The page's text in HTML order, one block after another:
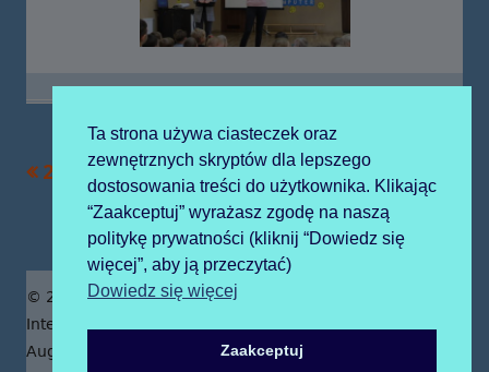
Nawigacja
wpisu
Poprzedni
artykół
2022-10-05 teatrzyk
Następny
artykół:
2022-10-12 teatr
eden
Zawartość
stopki
© 2019 Publiczne Przedszkole z Oddziałami
Integracyjnymi prowadzone przez Zgromadzenie Sióstr
Augustianek
Ta strona używa ciasteczek oraz
zewnętrznych skryptów dla lepszego
dostosowania treści do użytkownika. Klikając
“Zaakceptuj” wyrażasz zgodę na naszą
politykę prywatności (kliknij “Dowiedz się
więcej”, aby ją przeczytać)
Dowiedz się więcej
Zaakceptuj